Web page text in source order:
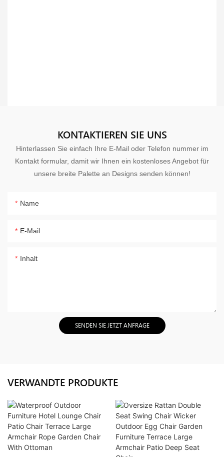
KONTAKTIEREN SIE UNS
Hinterlassen Sie einfach Ihre E-Mail oder Telefon nummer im
Kontakt formular, damit wir Ihnen ein kostenloses Angebot für
unsere breite Palette an Designs senden können!
Name
E-Mail
Inhalt
SENDEN SIE JETZT ANFRAGE
VERWANDTE PRODUKTE